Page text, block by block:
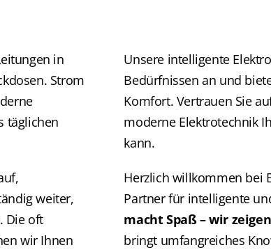
in
Strom
täglichen
weiter,
Die oft
wir Ihnen
Unsere intelligente
Bedürfnissen an und
Komfort. Vertrauen Sie
moderne Elektrotechnik
kann.
Herzlich willkommen bei
Partner für intelligente
macht Spaß – wir
bringt umfangreiches